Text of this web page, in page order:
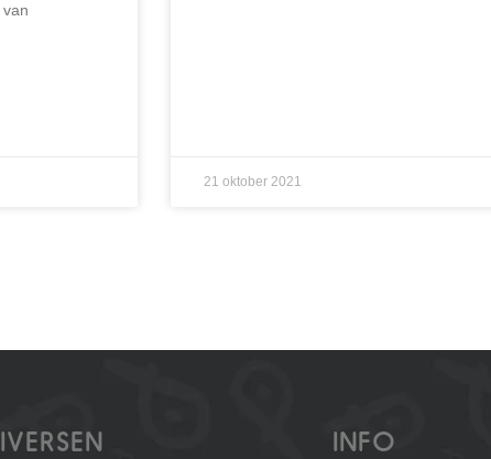
21 oktober 2021
INFO